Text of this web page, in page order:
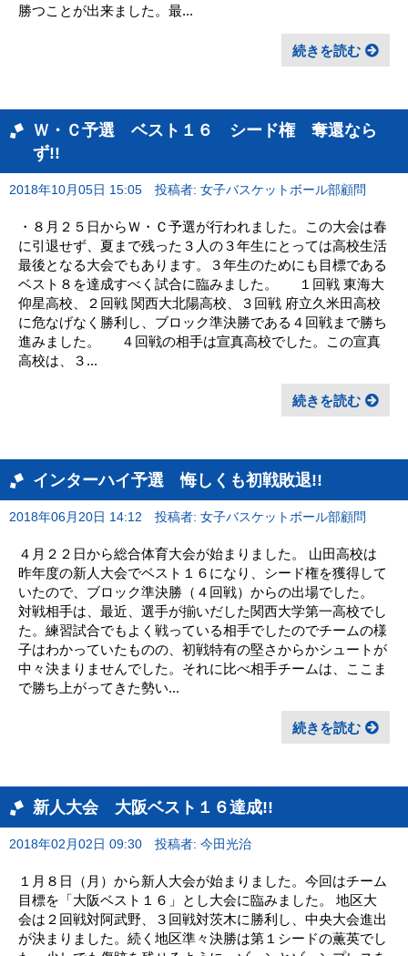
勝つことが出来ました。最...
続きを読む
Ｗ・Ｃ予選 ベスト１６ シード権 奪還なら
ず!!
2018年10月05日 15:05 投稿者: 女子バスケットボール部顧問
・８月２５日からＷ・Ｃ予選が行われました。この大会は春
に引退せず、夏まで残った３人の３年生にとっては高校生活
最後となる大会でもあります。３年生のためにも目標である
ベスト８を達成すべく試合に臨みました。 １回戦 東海大
仰星高校、２回戦 関西大北陽高校、３回戦 府立久米田高校
に危なげなく勝利し、ブロック準決勝である４回戦まで勝ち
進みました。 ４回戦の相手は宣真高校でした。この宣真
高校は、３...
続きを読む
インターハイ予選 悔しくも初戦敗退!!
2018年06月20日 14:12 投稿者: 女子バスケットボール部顧問
４月２２日から総合体育大会が始まりました。 山田高校は
昨年度の新人大会でベスト１６になり、シード権を獲得して
いたので、ブロック準決勝（４回戦）からの出場でした。
対戦相手は、最近、選手が揃いだした関西大学第一高校でし
た。練習試合でもよく戦っている相手でしたのでチームの様
子はわかっていたものの、初戦特有の堅さからかシュートが
中々決まりませんでした。それに比べ相手チームは、ここま
で勝ち上がってきた勢い...
続きを読む
新人大会 大阪ベスト１６達成!!
2018年02月02日 09:30 投稿者: 今田光治
１月８日（月）から新人大会が始まりました。今回はチーム
目標を「大阪ベスト１６」とし大会に臨みました。 地区大
会は２回戦対阿武野、３回戦対茨木に勝利し、中央大会進出
が決まりました。続く地区準々決勝は第１シードの薫英でし